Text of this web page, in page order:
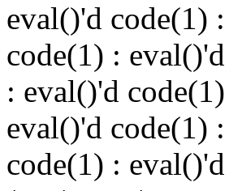
eval()'d code(1)
code(1) :
: eval()'d
eval()'d code(1)
code(1) :